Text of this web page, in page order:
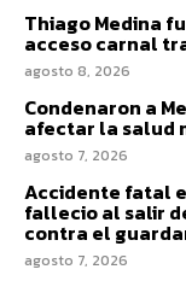
Thiago Medina
acceso carnal
agosto 8, 2026
Condenaron a
afectar la salud
agosto 7, 2026
Accidente fatal
fallecio al salir
contra el
agosto 7, 2026